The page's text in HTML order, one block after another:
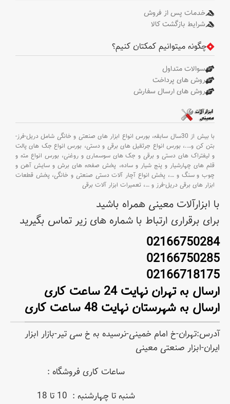
خدمات پس از فروش
شرایط بازگشت کالا
چگونه میتوانیم کمکتان کنیم؟
سوالات متداول
روش های پرداخت
روش های ارسال سفارش
با بیش از 30سال سابقه،
بورس انواع ابزار های صنعتی و خانگی شامل دریل-فرز-
بتن کن و….، بورس انواع جرثقیل های برقی و دستی، بورس انواع جک های پالت
و لیفتراک های دستی و برقی و جک های سوسماری و روغنی، بورس انواع مته و
قلم های چهارشیار و پنج شیار و ساده، پخش صفحه های برش و سایش آهن و
چوب و سنگ و …، پخش انواع آچار آلات دستی صنعتی و خانگی، پخش قطعات
ابزار های برقی دریل-فرز و …، تعمیرات ابزار آلات برقی
با ابزارآلات معینی همراه باشید
برای برقراری ارتباط با شماره های زیر تماس بگیرید
02166750284
02166750285
02166718175
ارسال به تهران نهایت 24 ساعت کاری
ارسال به شهرستان نهایت 48 ساعت کاری
آدرس:تهران-خ امام خمینی-نرسیده به خ سی تیر-بازار ابزار
ایران-ابزار صنعتی معینی
ساعات کاری فروشگاه :
شنبه تا چهارشنبه : 10 تا 18